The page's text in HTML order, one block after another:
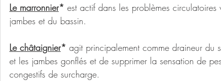
Le marronnier* est actif dans les problèmes
jambes et du bassin.
Le châtaignier* agit principalement comme draineur du
et les jambes gonflés et de supprimer la sensation de
congestifs de surcharge.